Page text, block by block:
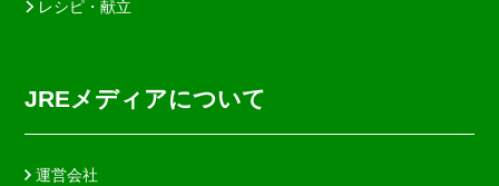
レシピ・献立
JREメディアについて
運営会社